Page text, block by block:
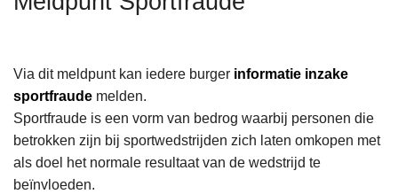
Via dit meldpunt kan iedere burger informatie inzake
sportfraude melden.
Sportfraude is een vorm van bedrog waarbij personen die
betrokken zijn bij sportwedstrijden zich laten omkopen met
als doel het normale resultaat van de wedstrijd te
beïnvloeden.